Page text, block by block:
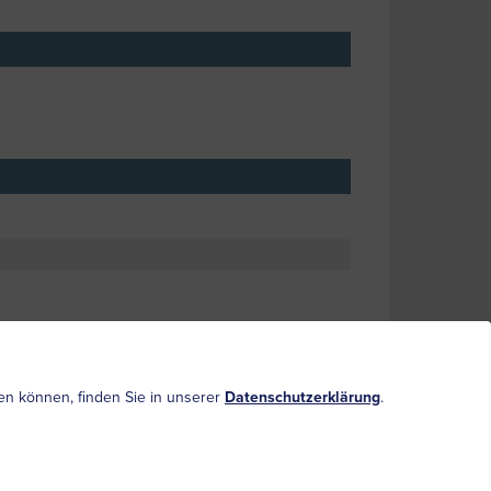
können, finden Sie in unserer Datenschutzerklärung.